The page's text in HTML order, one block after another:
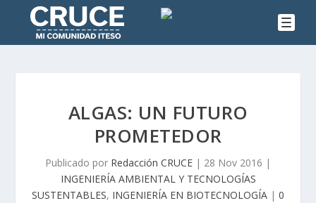
ALGAS: UN FUTURO
PROMETEDOR
Publicado por Redacción CRUCE | 28 Nov 2016 |
INGENIERÍA AMBIENTAL Y TECNOLOGÍAS
SUSTENTABLES, INGENIERÍA EN BIOTECNOLOGÍA | 0